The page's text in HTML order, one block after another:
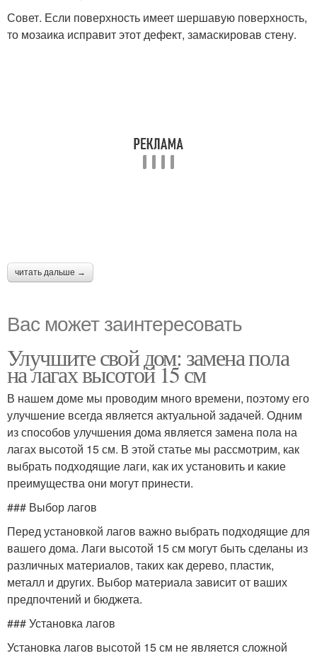
Совет. Если поверхность имеет шершавую поверхность,
то мозаика исправит этот дефект, замаскировав стену.
читать дальше →
Вас может заинтересовать
Улучшите свой дом: замена пола
на лагах высотой 15 см
В нашем доме мы проводим много времени, поэтому его
улучшение всегда является актуальной задачей. Одним
из способов улучшения дома является замена пола на
лагах высотой 15 см. В этой статье мы рассмотрим, как
выбрать подходящие лаги, как их установить и какие
преимущества они могут принести.
### Выбор лагов
Перед установкой лагов важно выбрать подходящие для
вашего дома. Лаги высотой 15 см могут быть сделаны из
различных материалов, таких как дерево, пластик,
металл и других. Выбор материала зависит от ваших
предпочтений и бюджета.
### Установка лагов
Установка лагов высотой 15 см не является сложной